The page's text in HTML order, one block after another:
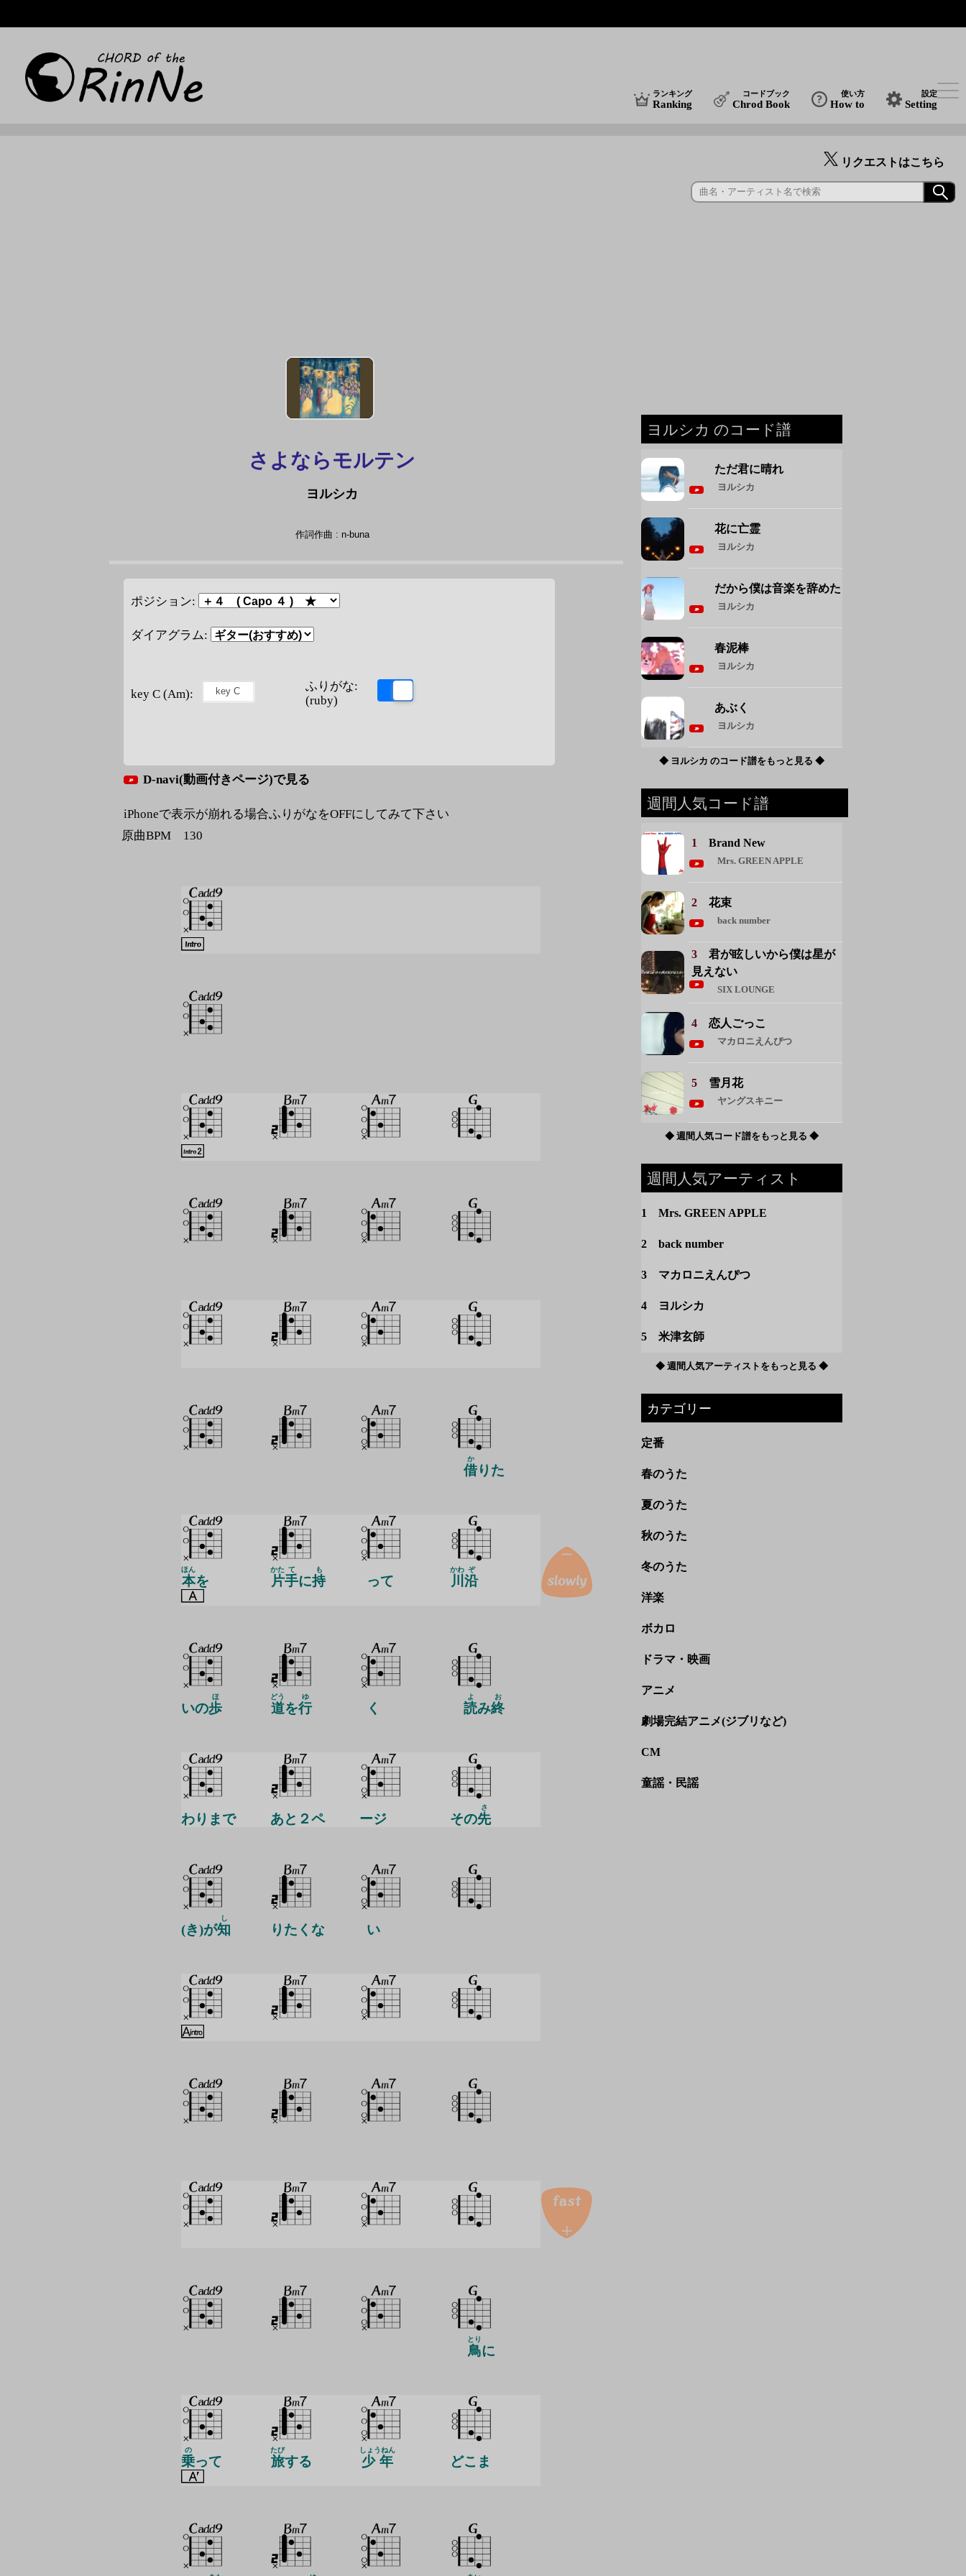
ランキング
Ranking
コードブック
Chrod Book
使い方
How to
設定
Setting
リクエストはこちら
さよならモルテン
ヨルシカ
作詞作曲 : n-buna
ポジション:
ダイアグラム:
key C (Am):
ふりがな:
(ruby)
D-navi(動画付きページ)で見る
iPhoneで表示が崩れる場合ふりがなをOFFにしてみて下さい
原曲BPM 130
借
か
りた
本
ほん
を 片
かた
手
て
に持
も
って 川
かわ
沿
ぞ
いの歩
ほ
道
どう
を行
ゆ
く 読
よ
み終
お
わりまで あと２ペ ージ その先
さ
(き)が知
し
りたくな い
鳥
とり
に
乗
の
って 旅
たび
する 少年
しょうねん
どこま
ヨルシカ のコード譜
ただ君に晴れ
ヨルシカ
花に亡霊
ヨルシカ
だから僕は音楽を辞めた
ヨルシカ
春泥棒
ヨルシカ
あぶく
ヨルシカ
◆ ヨルシカ のコード譜をもっと見る ◆
週間人気コード譜
1 Brand New
Mrs. GREEN APPLE
2 花束
back number
3 君が眩しいから僕は星が
見えない
SIX LOUNGE
4 恋人ごっこ
マカロニえんぴつ
5 雪月花
ヤングスキニー
◆ 週間人気コード譜をもっと見る ◆
週間人気アーティスト
1 Mrs. GREEN APPLE
2 back number
3 マカロニえんぴつ
4 ヨルシカ
5 米津玄師
◆ 週間人気アーティストをもっと見る ◆
カテゴリー
定番
春のうた
夏のうた
秋のうた
冬のうた
洋楽
ボカロ
ドラマ・映画
アニメ
劇場完結アニメ(ジブリなど)
CM
童謡・民謡